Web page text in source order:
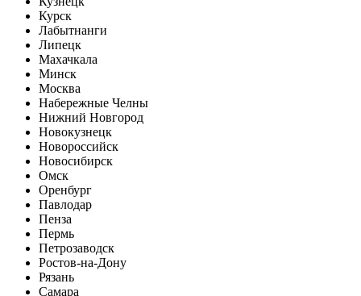
Курск
Лабытнанги
Липецк
Махачкала
Минск
Москва
Набережные Челны
Нижний Новгород
Новокузнецк
Новороссийск
Новосибирск
Омск
Оренбург
Павлодар
Пенза
Пермь
Петрозаводск
Ростов-на-Дону
Рязань
Самара